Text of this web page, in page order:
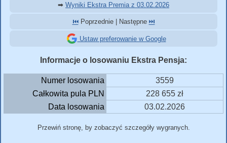
➡ Wyniki Ekstra Premia z 03.02.2026
⏮️Poprzednie | Następne ⏭️
Ustaw preferowanie w Google
Informacje o losowaniu Ekstra Pensja:
Numer losowania
3559
Całkowita pula PLN
228 655 zł
Data losowania
03.02.2026
Przewiń stronę, by zobaczyć szczegóły wygranych.